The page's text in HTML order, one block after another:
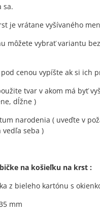
sa.
je vrátane vyšívaného
môžete vybrať variantu
cenou vypíšte ak si ich
tvar v akom má byť
dĺžne )
narodenia ( uveďte v
vedľa seba )
na košieľku na krst :
z bieleho kartónu s
mm